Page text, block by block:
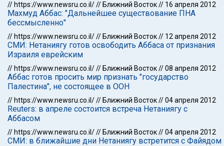
// https://www.newsru.co.il/// Ближний Восток// 16 апреля 2012
Махмуд Аббас: "Дальнейшее существование ПНА
бессмысленно"
// https://www.newsru.co.il/// Ближний Восток// 12 апреля 2012
СМИ: Нетаниягу готов освободить Аббаса от признания
Израиля еврейским
// https://www.newsru.co.il/// Ближний Восток//08 апреля 2012
Аббас готов просить мир признать "государство
Палестина", не состоящее в ООН
// https://www.newsru.co.il/// Ближний Восток//04 апреля 2012
Reuters: в апреле состоится встреча Нетаниягу с
Аббасом
// https://www.newsru.co.il/// Ближний Восток//04 апреля 2012
СМИ: в ближайшие дни Нетаниягу встретится с Файядом